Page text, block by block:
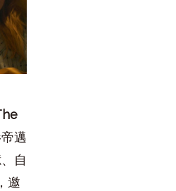
邁
自
，邀